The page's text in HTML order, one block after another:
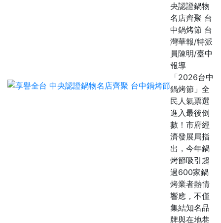
央認證鍋物
名店齊聚 台
中鍋烤節 台
灣華報/特派
員陳明/臺中
報導
「2026台中
鍋烤節」全
民人氣票選
進入最後倒
數！市府經
濟發展局指
出，今年鍋
烤節吸引超
過600家鍋
烤業者熱情
響應，不僅
集結知名品
牌與在地巷